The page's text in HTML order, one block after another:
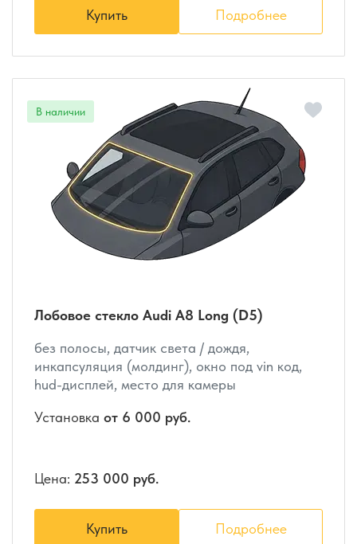
Купить Подробнее
Лобовое стекло Audi A8 Long (D5)
без полосы, датчик света / дождя,
инкапсуляция (молдинг), окно под vin код,
hud-дисплей, место для камеры
Установка от 6 000 руб.
Цена: 253 000 руб.
Купить Подробнее